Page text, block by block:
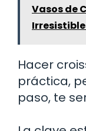
Vasos de
Hacer
práctica,
paso, te